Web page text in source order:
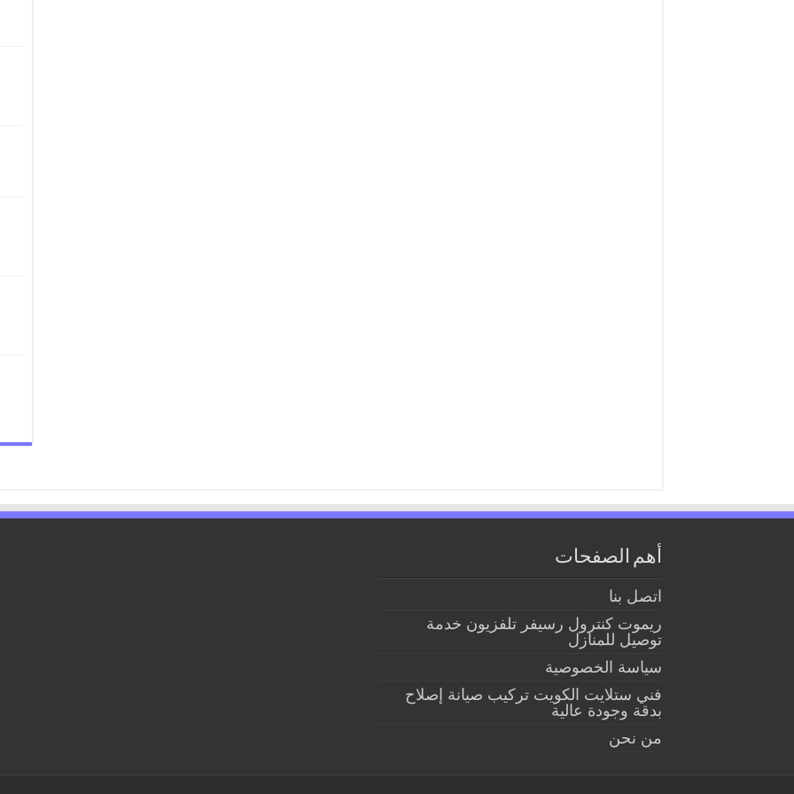
أهم الصفحات
اتصل بنا
ريموت كنترول رسيفر تلفزيون خدمة
توصيل للمنازل
سياسة الخصوصية
فني ستلايت الكويت تركيب صيانة إصلاح
بدقة وجودة عالية
من نحن